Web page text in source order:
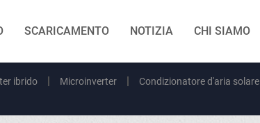
SCARICAMENTO NOTIZIA CHI SIAMO
ibrido Microinverter
Condizionatore d'aria solare